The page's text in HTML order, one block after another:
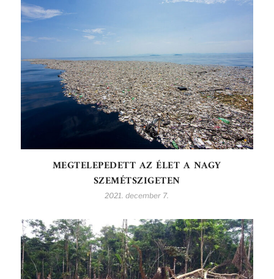
MEGTELEPEDETT AZ ÉLET A NAGY
SZEMÉTSZIGETEN
2021. december 7.